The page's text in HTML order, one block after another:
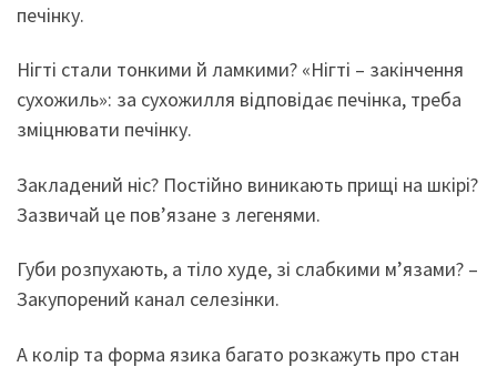
печінку.
Нігті стали тонкими й ламкими? «Нігті – закінчення
сухожиль»: за сухожилля відповідає печінка, треба
зміцнювати печінку.
Закладений ніс? Постійно виникають прищі на шкірі?
Зазвичай це пов’язане з легенями.
Губи розпухають, а тіло худе, зі слабкими м’язами? –
Закупорений канал селезінки.
А колір та форма язика багато розкажуть про стан